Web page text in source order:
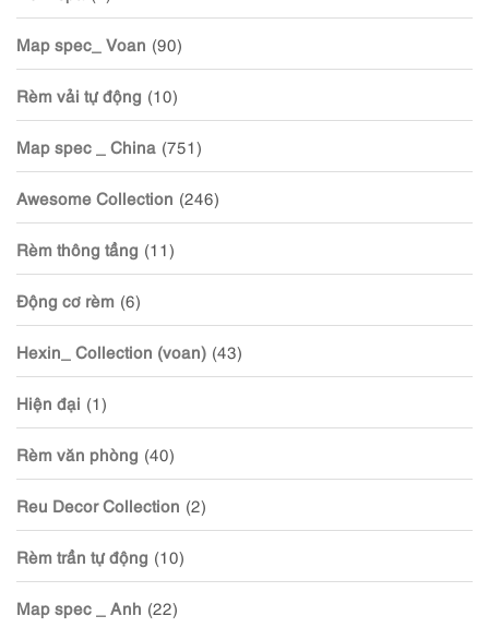
Map spec_ Voan (90)
Rèm vải tự động (10)
Map spec _ China (751)
Awesome Collection (246)
Rèm thông tầng (11)
Động cơ rèm (6)
Hexin_ Collection (voan) (43)
Hiện đại (1)
Rèm văn phòng (40)
Reu Decor Collection (2)
Rèm trần tự động (10)
Map spec _ Anh (22)